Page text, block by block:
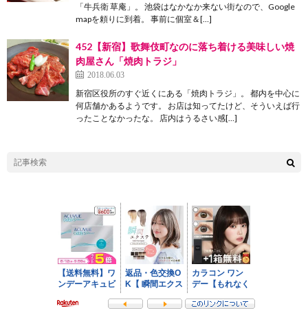
「牛兵衛 草庵」。 池袋はなかなか来ない街なので、Google
mapを頼りに到着。 事前に個室＆[…]
452【新宿】歌舞伎町なのに落ち着ける美味しい焼
肉屋さん「焼肉トラジ」
2018.06.03
新宿区役所のすぐ近くにある「焼肉トラジ」。 都内を中心に
何店舗かあるようです。 お店は知ってたけど、そういえば行
ったことなかったな。 店内はうるさい感[…]